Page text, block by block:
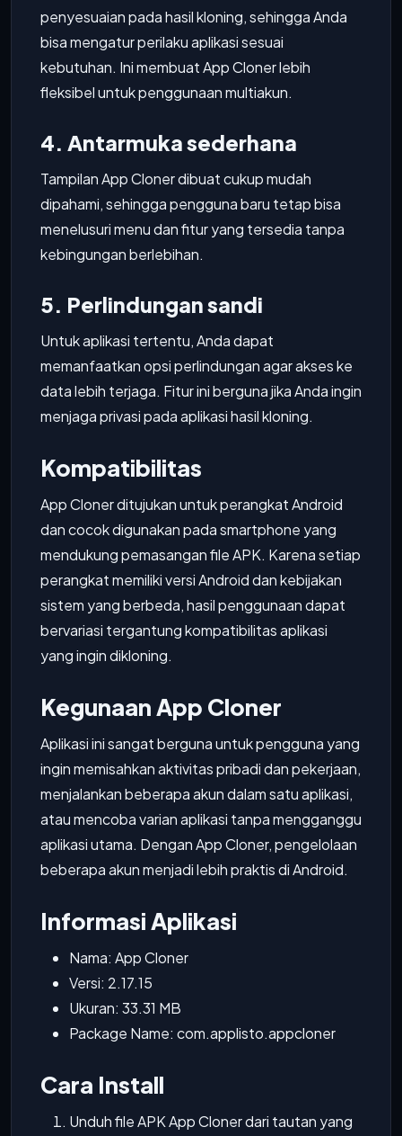
penyesuaian pada hasil kloning, sehingga Anda
bisa mengatur perilaku aplikasi sesuai
kebutuhan. Ini membuat App Cloner lebih
fleksibel untuk penggunaan multiakun.
4. Antarmuka sederhana
Tampilan App Cloner dibuat cukup mudah
dipahami, sehingga pengguna baru tetap bisa
menelusuri menu dan fitur yang tersedia tanpa
kebingungan berlebihan.
5. Perlindungan sandi
Untuk aplikasi tertentu, Anda dapat
memanfaatkan opsi perlindungan agar akses ke
data lebih terjaga. Fitur ini berguna jika Anda ingin
menjaga privasi pada aplikasi hasil kloning.
Kompatibilitas
App Cloner ditujukan untuk perangkat Android
dan cocok digunakan pada smartphone yang
mendukung pemasangan file APK. Karena setiap
perangkat memiliki versi Android dan kebijakan
sistem yang berbeda, hasil penggunaan dapat
bervariasi tergantung kompatibilitas aplikasi
yang ingin dikloning.
Kegunaan App Cloner
Aplikasi ini sangat berguna untuk pengguna yang
ingin memisahkan aktivitas pribadi dan pekerjaan,
menjalankan beberapa akun dalam satu aplikasi,
atau mencoba varian aplikasi tanpa mengganggu
aplikasi utama. Dengan App Cloner, pengelolaan
beberapa akun menjadi lebih praktis di Android.
Informasi Aplikasi
Nama: App Cloner
Versi: 2.17.15
Ukuran: 33.31 MB
Package Name: com.applisto.appcloner
Cara Install
Unduh file APK App Cloner dari tautan yang